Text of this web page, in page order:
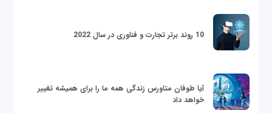
10 روند برتر تجارت و فناوری در سال 2022
آیا طوفان متاورس زندگی همه ما را برای همیشه تغییر
خواهد داد